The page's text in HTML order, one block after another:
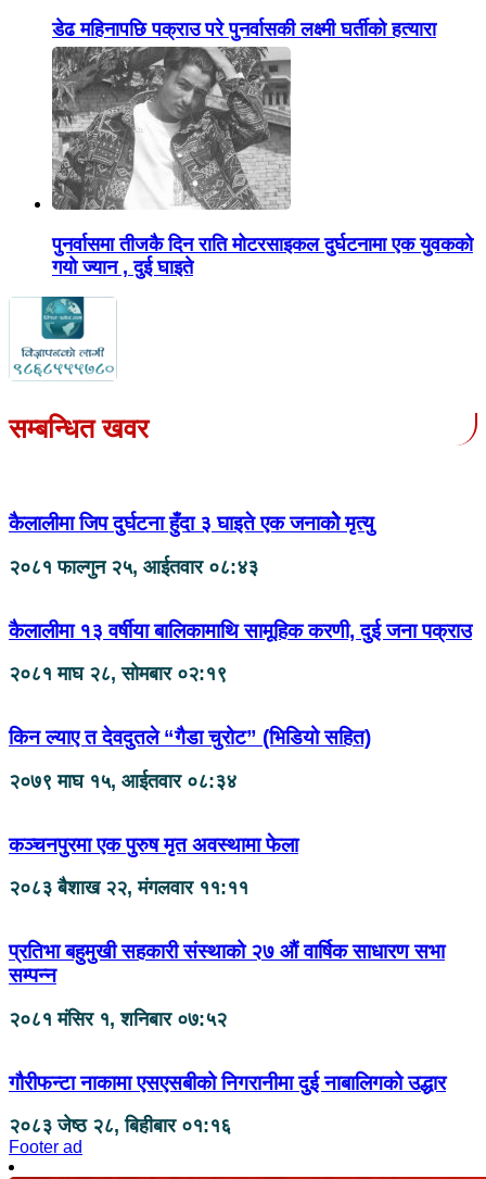
डेढ महिनापछि पक्राउ परे पुनर्वासकी लक्ष्मी घर्तीको हत्यारा
पुनर्वासमा तीजकै दिन राति मोटरसाइकल दुर्घटनामा एक युवकको
गयो ज्यान , दुई घाइते
सम्बन्धित खवर
कैलालीमा जिप दुर्घटना हुँदा ३ घाइते एक जनाकोे मृत्यु
२०८१ फाल्गुन २५, आईतवार ०८:४३
कैलालीमा १३ वर्षीया बालिकामाथि सामूहिक करणी, दुई जना पक्राउ
२०८१ माघ २८, सोमबार ०२:१९
किन ल्याए त देवदुतले “गैडा चुरोट” (भिडियो सहित)
२०७९ माघ १५, आईतवार ०८:३४
कञ्चनपुरमा एक पुरुष मृत अवस्थामा फेला
२०८३ बैशाख २२, मंगलवार ११:११
प्रतिभा बहुमुखी सहकारी संस्थाको २७ औं वार्षिक साधारण सभा
सम्पन्न
२०८१ मंसिर १, शनिबार ०७:५२
गौरीफन्टा नाकामा एसएसबीको निगरानीमा दुई नाबालिगको उद्धार
२०८३ जेष्ठ २८, बिहीबार ०१:१६
Footer ad